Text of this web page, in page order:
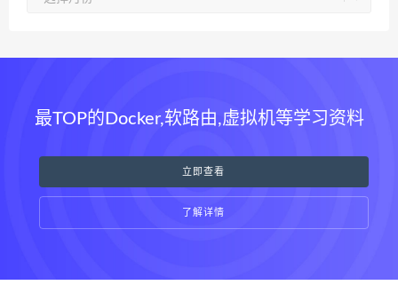
最TOP的Docker,软路由,虚拟机等学习资料
立即查看
了解详情